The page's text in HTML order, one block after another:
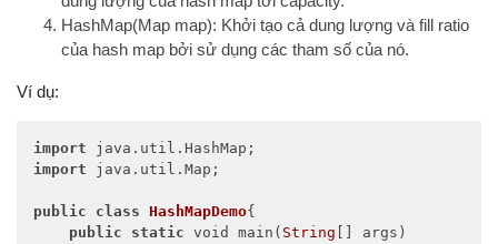
HashMap(Map map): Khởi tạo cả dung lượng và fill ratio
của hash map bởi sử dụng các tham số của nó.
Ví dụ:
import
import java.util.Map;
public class HashMapDemo{
public
static void main( String [] args)